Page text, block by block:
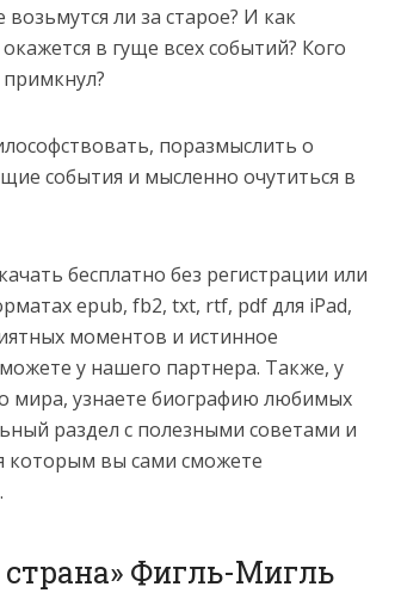
ли за старое? И как
в гуще всех событий? Кого
поразмыслить о
события и мысленно очутиться в
бесплатно без регистрации или
epub, fb2, txt, rtf, pdf для iPad,
моментов и истинное
у нашего партнера. Также, у
мира, узнаете биографию любимых
раздел с полезными советами и
которым вы сами сможете
страна» Фигль-Мигль